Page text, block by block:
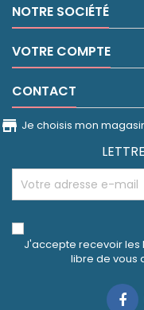
NOTRE SOCIÉTÉ
VOTRE COMPTE
CONTACT
store_front
Je choisis mon
J'accepte recevoir les
libre de vous